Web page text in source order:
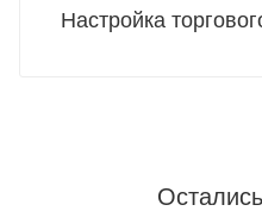
Настройка